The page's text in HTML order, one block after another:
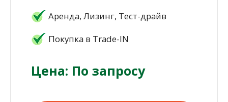
Аренда, Лизинг, Тест-драйв
Покупка в Trade-IN
Цена: По запросу